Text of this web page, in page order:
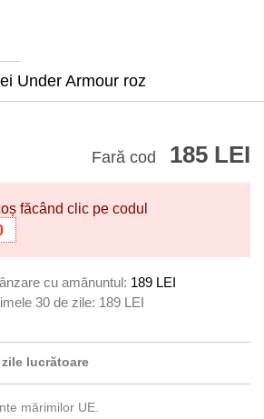
Under Armour roz
Fară cod 185 LEI
făcând clic pe codul
cu amănuntul: 189 LEI
30 de zile: 189 LEI
lucrătoare
mărimilor UE.